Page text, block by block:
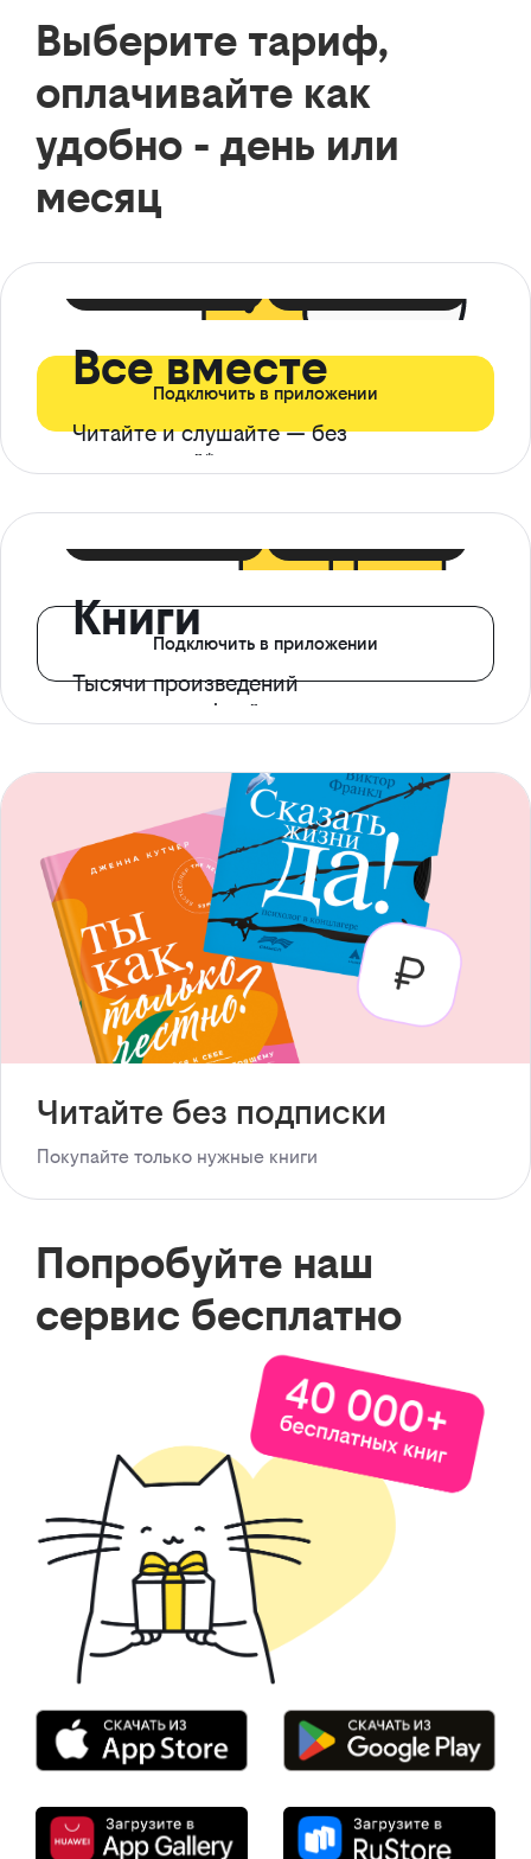
Выберите тариф,
оплачивайте как
удобно - день или
месяц
Все вместе
Читайте и слушайте — без
ограничений*
Подключить в приложении
Книги
Тысячи произведений
с доступом офлайн
Подключить в приложении
Читайте без подписки
Покупайте только нужные книги
Попробуйте наш
сервис бесплатно